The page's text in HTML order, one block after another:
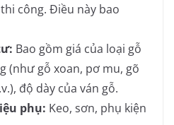
công. Điều này bao
Bao gồm giá của loại gỗ
(như gỗ xoan, pơ mu, gõ
độ dày của ván gỗ.
phụ: Keo, sơn, phụ kiện